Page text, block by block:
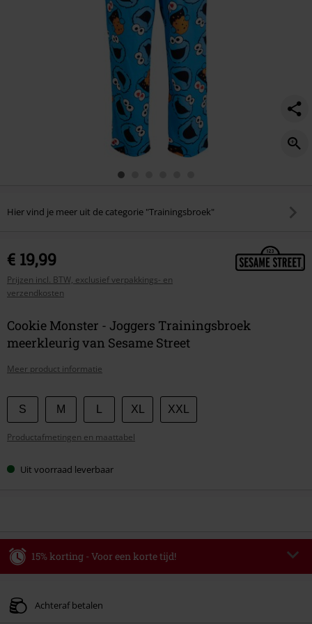
Hier vind je meer uit de categorie "Trainingsbroek"
€ 19,99
Prijzen incl. BTW, exclusief verpakkings- en
verzendkosten
Cookie Monster - Joggers Trainingsbroek
meerkleurig van Sesame Street
Meer product informatie
Kies
je
maat
S M XL XXL
Productafmetingen en maattabel
Uit voorraad leverbaar
15% korting - Voor een korte tijd!
Geldig t/m 09-08-2026
Achteraf betalen